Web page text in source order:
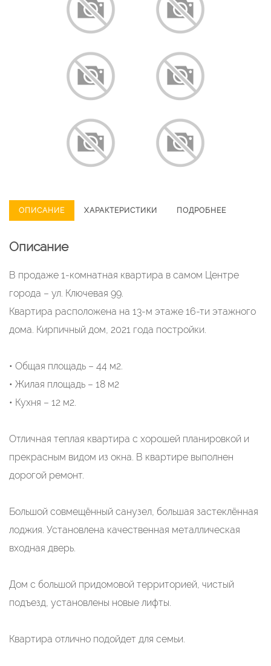
ОПИСАНИЕ ХАРАКТЕРИСТИКИ ПОДРОБНЕЕ
Описание
В продаже 1-комнатная квартира в самом Центре
города – ул. Ключевая 99.
Квартира расположена на 13-м этаже 16-ти этажного
дома. Кирпичный дом, 2021 года постройки.
• Общая площадь – 44 м2.
• Жилая площадь – 18 м2
• Кухня – 12 м2.
Отличная теплая квартира с хорошей планировкой и
прекрасным видом из окна. В квартире выполнен
дорогой ремонт.
Большой совмещённый санузел, большая застеклённая
лоджия. Установлена качественная металлическая
входная дверь.
Дом с большой придомовой территорией, чистый
подъезд, установлены новые лифты.
Квартира отлично подойдет для семьи.